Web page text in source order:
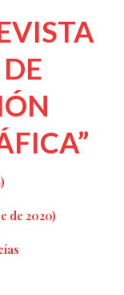
de 2020)